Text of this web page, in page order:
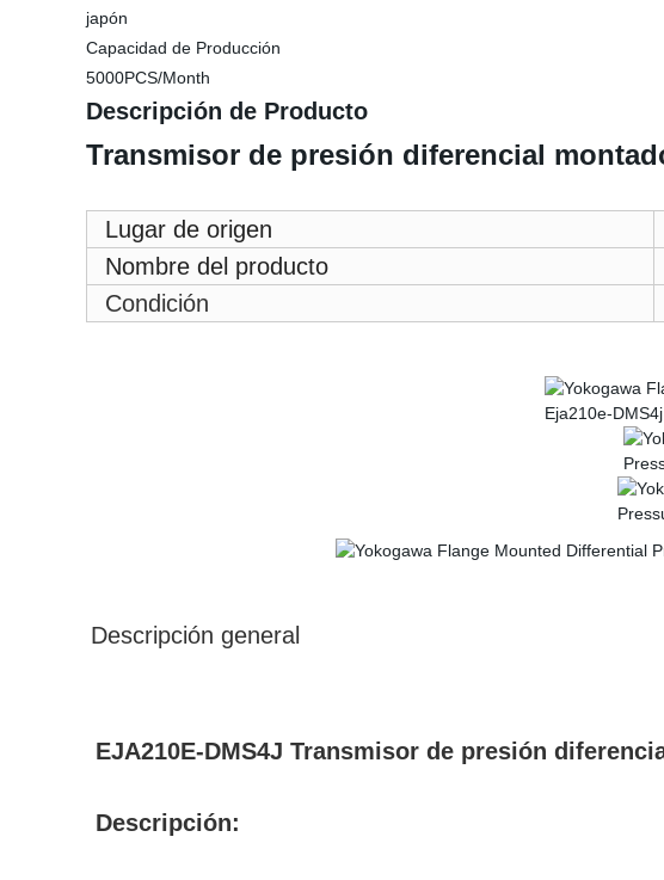
japón
Capacidad de Producción
5000PCS/Month
Descripción de Producto
Transmisor de presión diferencial
Lugar de origen
Nombre del producto
Condición
Descripción general
EJA210E-DMS4J Transmisor de presión
Descripción: